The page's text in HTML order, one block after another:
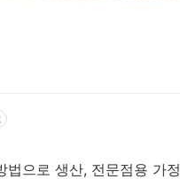
으로 생산, 전문점용 가